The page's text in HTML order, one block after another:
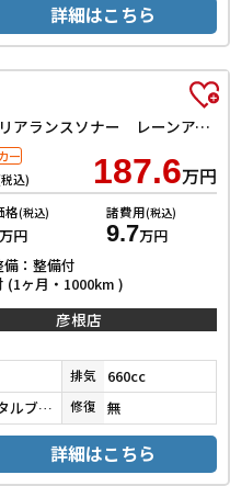
詳細はこちら
ターボ 両側電動スライドドア クリアランスソナー レーンアシスト オートライト スマートキー アイドリングストップ 電動格納ミラー ベンチシート CVT ESC USB チップアップシート
込) 187.6万円
格(税込)
万円
諸費用(税込)
9.7万円
備：整備付
(1ヶ月・1000km )
ー
彦根店
排気 660cc
クリスタルブラックパール 修復 無
詳細はこちら